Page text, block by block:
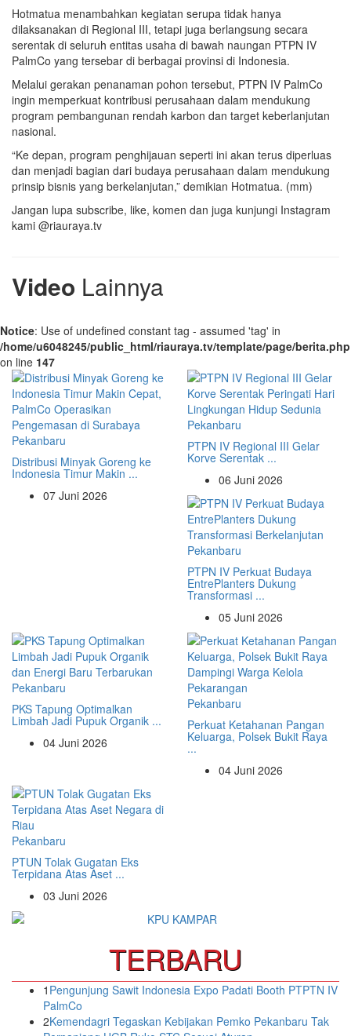
Hotmatua menambahkan kegiatan serupa tidak hanya
dilaksanakan di Regional III, tetapi juga berlangsung secara
serentak di seluruh entitas usaha di bawah naungan PTPN IV
PalmCo yang tersebar di berbagai provinsi di Indonesia.
Melalui gerakan penanaman pohon tersebut, PTPN IV PalmCo
ingin memperkuat kontribusi perusahaan dalam mendukung
program pembangunan rendah karbon dan target keberlanjutan
nasional.
“Ke depan, program penghijauan seperti ini akan terus diperluas
dan menjadi bagian dari budaya perusahaan dalam mendukung
prinsip bisnis yang berkelanjutan,” demikian Hotmatua. (mm)
Jangan lupa subscribe, like, komen dan juga kunjungi Instagram
kami @riauraya.tv
Video Lainnya
Notice: Use of undefined constant tag - assumed 'tag' in
/home/u6048245/public_html/riauraya.tv/template/page/berita.php
on line 147
Pekanbaru
Distribusi Minyak Goreng ke
Indonesia Timur Makin ...
07 Juni 2026
Pekanbaru
PTPN IV Regional III Gelar
Korve Serentak ...
06 Juni 2026
Pekanbaru
PTPN IV Perkuat Budaya
EntrePlanters Dukung
Transformasi ...
05 Juni 2026
Pekanbaru
PKS Tapung Optimalkan
Limbah Jadi Pupuk Organik ...
04 Juni 2026
Pekanbaru
Perkuat Ketahanan Pangan
Keluarga, Polsek Bukit Raya
...
04 Juni 2026
Pekanbaru
PTUN Tolak Gugatan Eks
Terpidana Atas Aset ...
03 Juni 2026
TERBARU
1 Pengunjung Sawit Indonesia Expo Padati Booth PTPTN IV
PalmCo
2Kemendagri Tegaskan Kebijakan Pemko Pekanbaru Tak